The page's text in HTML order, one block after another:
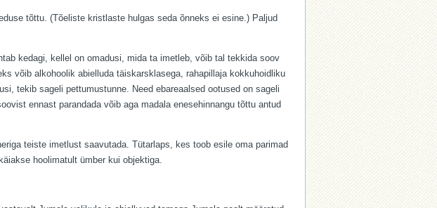
tõttu. (Tõeliste kristlaste hulgas seda õnneks ei esine.) Paljud
kedagi, kellel on omadusi, mida ta imetleb, võib tal tekkida soov
võib alkohoolik abielluda täiskarsklasega, rahapillaja kokkuhoidliku
tekib sageli pettumustunne. Need ebareaalsed ootused on sageli
ennast parandada võib aga madala enesehinnangu tõttu antud
teiste imetlust saavutada. Tütarlaps, kes toob esile oma parimad
hoolimatult ümber kui objektiga.